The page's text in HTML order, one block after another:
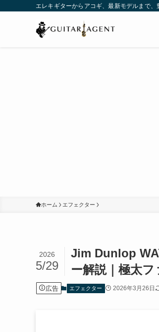
エレキギターからアコギ、最新モデルまで
ホーム エフェクター
Jim Dunlop
ー解説｜極太フ
2026
5/29
広告 エフェクター 2026年3月26日